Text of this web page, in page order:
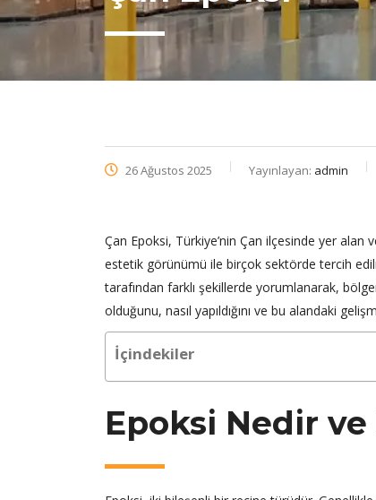
26 Ağustos 2025 Yayınlayan: admin
Çan Epoksi, Türkiye’nin Çan ilçesinde yer alan
estetik görünümü ile birçok sektörde tercih
tarafından farklı şekillerde yorumlanarak,
olduğunu, nasıl yapıldığını ve bu alandaki
İçindekiler
Epoksi Nedir ve